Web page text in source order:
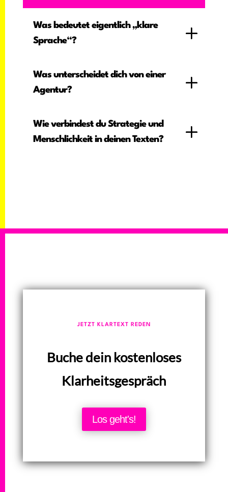
Was bedeutet eigentlich „klare
Sprache“?
Was unterscheidet dich von einer
Agentur?
Wie verbindest du Strategie und
Menschlichkeit in deinen Texten?
JETZT KLARTEXT REDEN
Buche dein kostenloses
Klarheitsgespräch
Los geht's!